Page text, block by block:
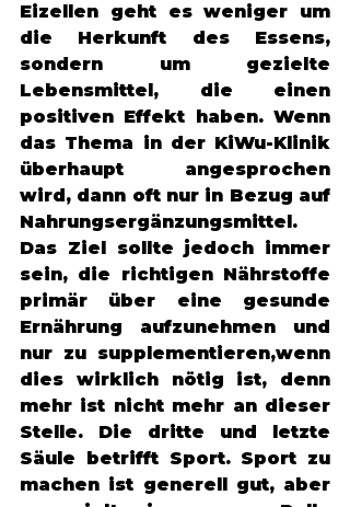
Eizellen geht es weniger um
die Herkunft des Essens,
sondern um gezielte
Lebensmittel, die einen
positiven Effekt haben. Wenn
das Thema in der KiWu-Klinik
überhaupt angesprochen
wird, dann oft nur in Bezug auf
Nahrungsergänzungsmittel.
Das Ziel sollte jedoch immer
sein, die richtigen Nährstoffe
primär über eine gesunde
Ernährung aufzunehmen und
nur zu supplementieren,wenn
dies wirklich nötig ist, denn
mehr ist nicht mehr an dieser
Stelle. Die dritte und letzte
Säule betrifft Sport. Sport zu
machen ist generell gut, aber